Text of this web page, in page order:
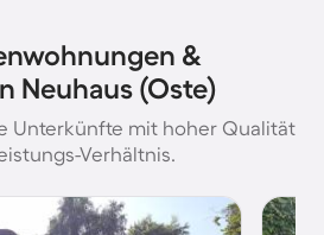
&
Neuhaus (Oste)
Unterkünfte mit hoher Qualität
Verhältnis.